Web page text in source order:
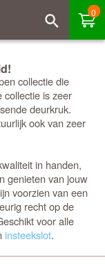
0
collectie die
collectie is zeer
deurkruk.
ook van zeer
in handen,
genieten van jouw
voorzien van een
recht op de
voor alle
insteekslot.